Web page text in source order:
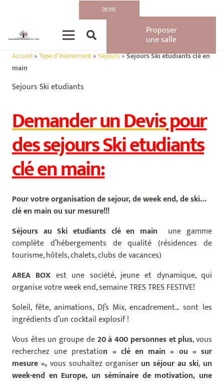
DEVIS
Proposer
une salle
Accueil»Type d’événement»Séjours»Sejours Ski etudiants clé en
main
Sejours Ski etudiants
Demander un Devispour
des sejours Ski etudiants
clé en main:
Pour votre organisation de sejour, de week end, de ski…
clé en main ou sur mesure!!!
Séjours au Ski etudiants clé en main
une gamme
complète d’hébergements de qualité (résidences de
tourisme, hôtels, chalets, clubs de vacances)
AREA BOX est une société, jeune et dynamique, qui
organise votre week end, semaine TRES TRES FESTIVE!
Soleil, fête, animations, DJ’s Mix, encadrement… sont les
ingrédients d’un cocktail explosif !
Vous êtes un groupe de20 à 400 personnes et plus, vous
recherchez une prestation « clé en main » ou « sur
mesure »,vous souhaitez organiser un séjour au ski, un
week-end en Europe, un séminaire de motivation, une